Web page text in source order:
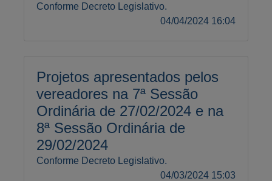
Conforme Decreto Legislativo.
04/04/2024 16:04
Projetos apresentados pelos
vereadores na 7ª Sessão
Ordinária de 27/02/2024 e na
8ª Sessão Ordinária de
29/02/2024
Conforme Decreto Legislativo.
04/03/2024 15:03